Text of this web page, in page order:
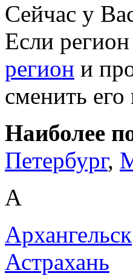
Сейчас у
Если
регион и
сменить
Наиболее
Петербург,
А
Архангельск
Астрахань